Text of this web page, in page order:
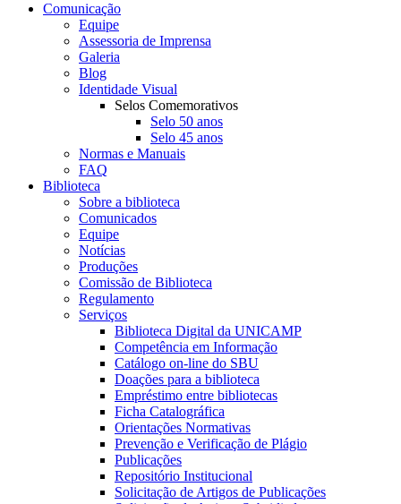
Comunicação
Equipe
Assessoria de Imprensa
Galeria
Blog
Identidade Visual
Selos Comemorativos
Selo 50 anos
Selo 45 anos
Normas e Manuais
FAQ
Biblioteca
Sobre a biblioteca
Comunicados
Equipe
Notícias
Produções
Comissão de Biblioteca
Regulamento
Serviços
Biblioteca Digital da UNICAMP
Competência em Informação
Catálogo on-line do SBU
Doações para a biblioteca
Empréstimo entre bibliotecas
Ficha Catalográfica
Orientações Normativas
Prevenção e Verificação de Plágio
Publicações
Repositório Institucional
Solicitação de Artigos de Publicações